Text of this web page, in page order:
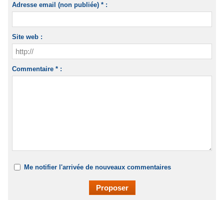
Adresse email (non publiée) * :
Site web :
Commentaire * :
Me notifier l'arrivée de nouveaux commentaires